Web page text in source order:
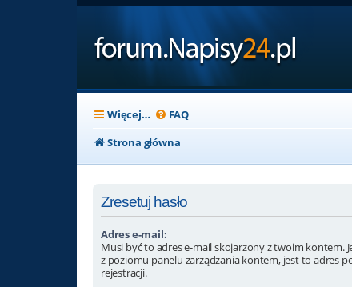
Więcej… FAQ
Strona główna
Zresetuj hasło
Adres e-mail:
Musi być to adres e-mail skojarzony z twoim kontem.
z poziomu panelu zarządzania kontem, jest to adres
rejestracji.